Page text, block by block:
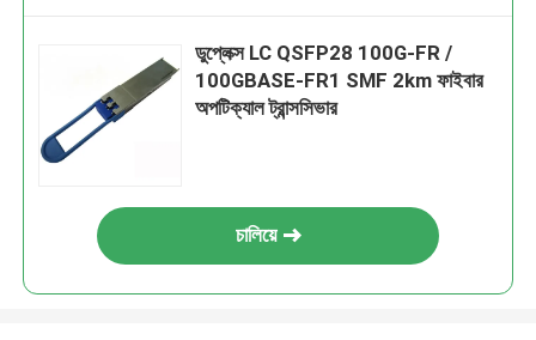
ডুপ্লেক্স LC QSFP28 100G-FR /
100GBASE-FR1 SMF 2km ফাইবার
অপটিক্যাল ট্রান্সসিভার
চালিয়ে